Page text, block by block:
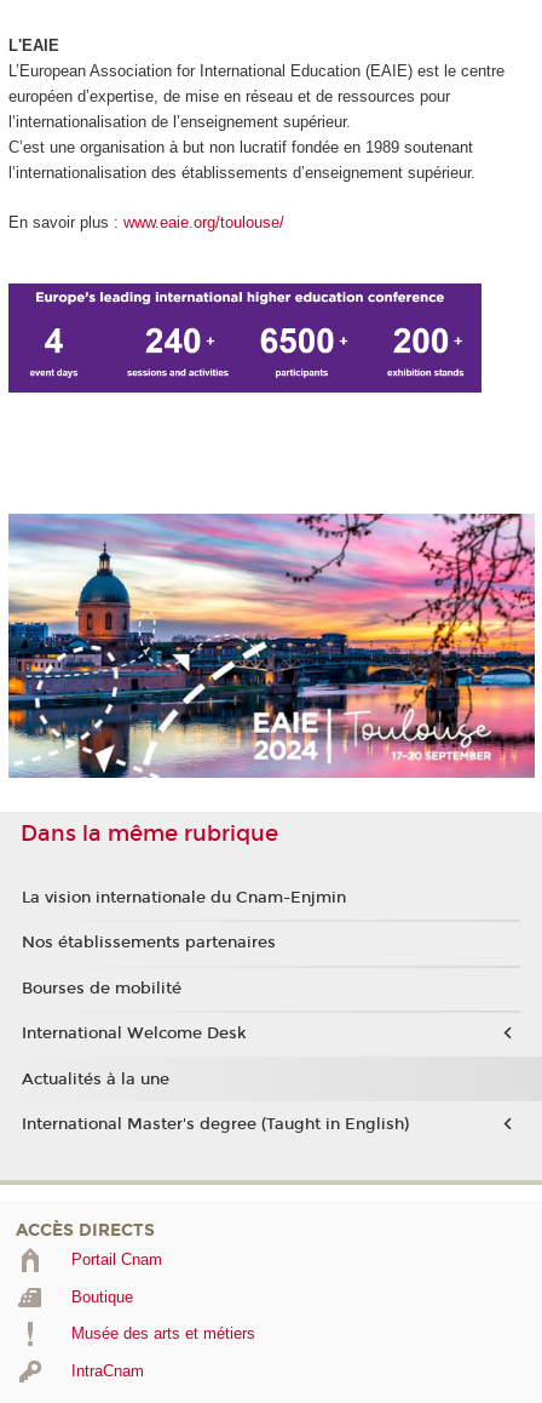
L'EAIE
L’European Association for International Education (EAIE) est le centre
européen d’expertise, de mise en réseau et de ressources pour
l’internationalisation de l’enseignement supérieur.
C’est une organisation à but non lucratif fondée en 1989 soutenant
l’internationalisation des établissements d’enseignement supérieur.
En savoir plus : www.eaie.org/toulouse/
Dans la même rubrique
La vision internationale du Cnam-Enjmin
Nos établissements partenaires
Bourses de mobilité
International Welcome Desk
Actualités à la une
International Master's degree (Taught in English)
ACCÈS DIRECTS
Portail Cnam
Boutique
Musée des arts et métiers
IntraCnam